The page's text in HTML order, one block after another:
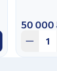
50 000